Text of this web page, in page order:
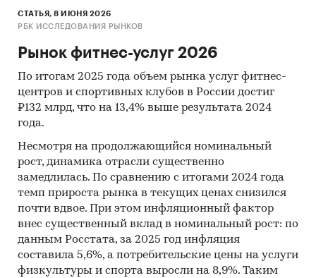
СТАТЬЯ, 8 ИЮНЯ 2026
РБК ИССЛЕДОВАНИЯ РЫНКОВ
Рынок фитнес-услуг 2026
По итогам 2025 года объем рынка услуг фитнес-
центров и спортивных клубов в России достиг
₽132 млрд, что на 13,4% выше результата 2024
года.
Несмотря на продолжающийся номинальный
рост, динамика отрасли существенно
замедлилась. По сравнению с итогами 2024 года
темп прироста рынка в текущих ценах снизился
почти вдвое. При этом инфляционный фактор
внес существенный вклад в номинальный рост: по
данным Росстата, за 2025 год инфляция
составила 5,6%, а потребительские цены на услуги
физкультуры и спорта выросли на 8,9%. Таким